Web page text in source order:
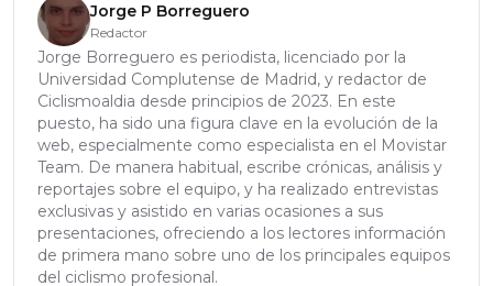
Jorge P Borreguero
Redactor
Jorge Borreguero es periodista, licenciado por la
Universidad Complutense de Madrid, y redactor de
Ciclismoaldia desde principios de 2023. En este
puesto, ha sido una figura clave en la evolución de la
web, especialmente como especialista en el Movistar
Team. De manera habitual, escribe crónicas, análisis y
reportajes sobre el equipo, y ha realizado entrevistas
exclusivas y asistido en varias ocasiones a sus
presentaciones, ofreciendo a los lectores información
de primera mano sobre uno de los principales equipos
del ciclismo profesional.